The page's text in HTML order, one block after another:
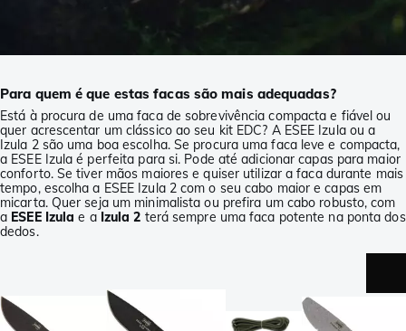
Para quem é que estas facas são mais adequadas?
Está à procura de uma faca de sobrevivência compacta e fiável ou
quer acrescentar um clássico ao seu kit EDC? A ESEE Izula ou a
Izula 2 são uma boa escolha. Se procura uma faca leve e compacta,
a ESEE Izula é perfeita para si. Pode até adicionar capas para maior
conforto. Se tiver mãos maiores e quiser utilizar a faca durante mais
tempo, escolha a ESEE Izula 2 com o seu cabo maior e capas em
micarta. Quer seja um minimalista ou prefira um cabo robusto, com
a ESEE Izula e a Izula 2 terá sempre uma faca potente na ponta dos
dedos.